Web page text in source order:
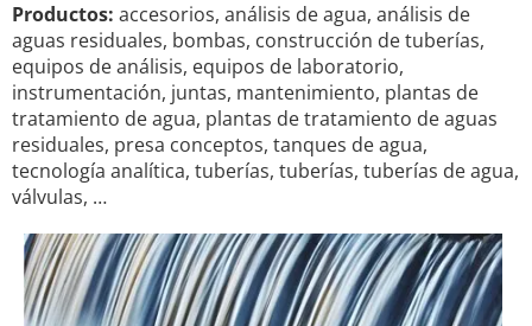
Productos: accesorios, análisis de agua, análisis de
aguas residuales, bombas, construcción de tuberías,
equipos de análisis, equipos de laboratorio,
instrumentación, juntas, mantenimiento, plantas de
tratamiento de agua, plantas de tratamiento de aguas
residuales, presa conceptos, tanques de agua,
tecnología analítica, tuberías, tuberías, tuberías de agua,
válvulas, …